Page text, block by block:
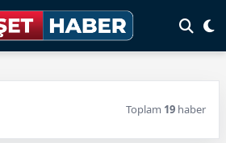
Toplam 19 haber